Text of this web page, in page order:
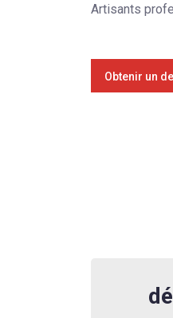
Artisants
Obtenir un